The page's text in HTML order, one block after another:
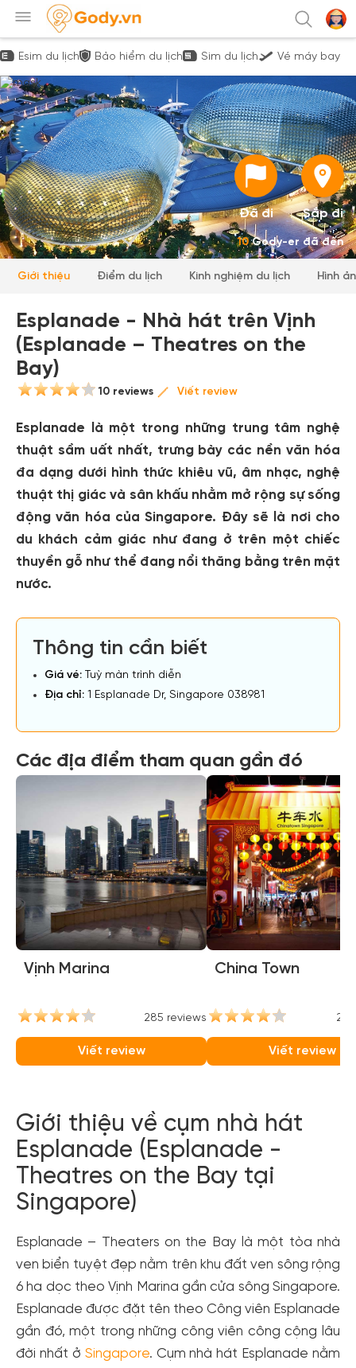
Esim du lịch Bảo hiểm du lịch Sim du lịch Vé máy bay
Đã đi Sắp đi
10Gody-er đã đến
Giới thiệu Điểm du lịch Kinh nghiệm du lịch Hình
Esplanade - Nhà hát trên Vịnh
(Esplanade – Theatres on the
Bay)
10 reviews Viết review
Esplanade là một trong những trung tâm nghệ
thuật sầm uất nhất, trưng bày các nền văn hóa
đa dạng dưới hình thức khiêu vũ, âm nhạc, nghệ
thuật thị giác và sân khấu nhằm mở rộng sự sống
động văn hóa của Singapore. Đây sẽ là nơi cho
du khách cảm giác như đang ở trên một chiếc
thuyền gỗ như thể đang nổi thăng bằng trên mặt
nước.
Thông tin cần biết
Giá vé: Tuỳ màn trình diễn
Địa chỉ: 1 Esplanade Dr, Singapore 038981
Các địa điểm tham quan gần đó
Vịnh Marina
285 reviews
Viết review
China Town
Viết review
Giới thiệu về cụm nhà hát
Esplanade (Esplanade -
Theatres on the Bay tại
Singapore)
Esplanade – Theaters on the Bay là một tòa nhà
ven biển tuyệt đẹp nằm trên khu đất ven sông rộng
6 ha dọc theo Vịnh Marina gần cửa sông Singapore.
Esplanade được đặt tên theo Công viên Esplanade
gần đó, một trong những công viên công cộng lâu
đời nhất ở Singapore. Cụm nhà hát Esplanade nằm